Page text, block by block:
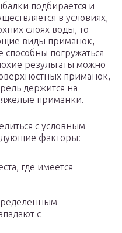
подбирается и
в условиях,
слоях воды, то
виды приманок,
погружаться
результаты можно
приманок,
держится на
приманки.
с условным
факторы:
где имеется
с